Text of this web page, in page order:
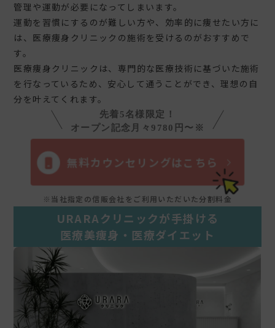
管理や運動が必要になってしまいます。
運動を習慣にするのが難しい方や、効率的に痩せたい方に
は、医療痩身クリニックの施術を受けるのがおすすめで
す。
医療痩身クリニックは、専門的な医療技術に基づいた施術
を行なっているため、安心して通うことができ、理想の自
分を叶えてくれます。
先着5名様限定！
オープン記念月々9780円〜※
無料カウンセリングはこちら
※当社指定の信販会社をご利用いただいた分割料金
URARAクリニックが手掛ける
医療美痩身・医療ダイエット